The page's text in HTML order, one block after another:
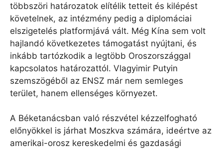
többszöri határozatok elítélik tetteit és kilépést
követelnek, az intézmény pedig a diplomáciai
elszigetelés platformjává vált. Még Kína sem volt
hajlandó következetes támogatást nyújtani, és
inkább tartózkodik a legtöbb Oroszországgal
kapcsolatos határozattól. Vlagyimir Putyin
szemszögéből az ENSZ már nem semleges
terület, hanem ellenséges környezet.
A Béketanácsban való részvétel kézzelfogható
előnyökkel is járhat Moszkva számára, ideértve az
amerikai-orosz kereskedelmi és gazdasági